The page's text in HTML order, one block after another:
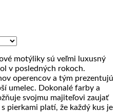
motýliky sú veľmi luxusný
v posledných rokoch.
operencov a tým prezentujú
umelec. Dokonalé farby a
svojmu majiteľovi zaujať
pierkami platí, že každý kus je